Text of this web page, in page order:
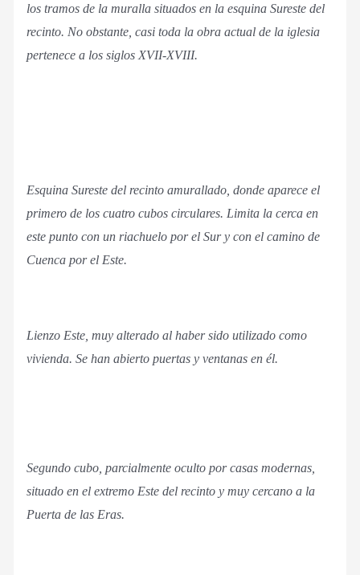
los tramos de la muralla situados en la esquina Sureste del
recinto. No obstante, casi toda la obra actual de la iglesia
pertenece a los siglos XVII-XVIII.
Esquina Sureste del recinto amurallado, donde aparece el
primero de los cuatro cubos circulares. Limita la cerca en
este punto con un riachuelo por el Sur y con el camino de
Cuenca por el Este.
Lienzo Este, muy alterado al haber sido utilizado como
vivienda. Se han abierto puertas y ventanas en él.
Segundo cubo, parcialmente oculto por casas modernas,
situado en el extremo Este del recinto y muy cercano a la
Puerta de las Eras.